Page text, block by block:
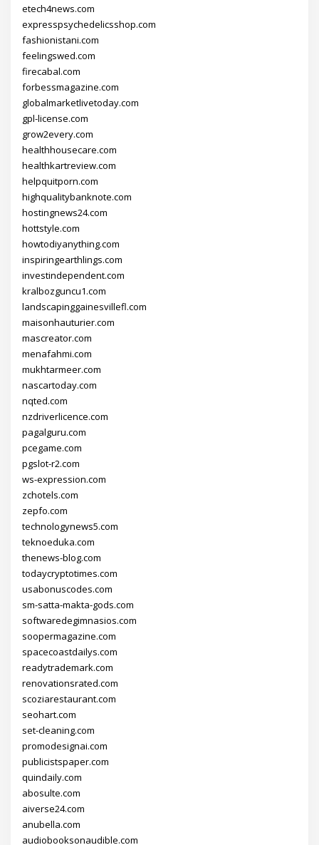
etech4news.com
expresspsychedelicsshop.com
fashionistani.com
feelingswed.com
firecabal.com
forbessmagazine.com
globalmarketlivetoday.com
gpl-license.com
grow2every.com
healthhousecare.com
healthkartreview.com
helpquitporn.com
highqualitybanknote.com
hostingnews24.com
hottstyle.com
howtodiyanything.com
inspiringearthlings.com
investindependent.com
kralbozguncu1.com
landscapinggainesvillefl.com
maisonhauturier.com
mascreator.com
menafahmi.com
mukhtarmeer.com
nascartoday.com
nqted.com
nzdriverlicence.com
pagalguru.com
pcegame.com
pgslot-r2.com
ws-expression.com
zchotels.com
zepfo.com
technologynews5.com
teknoeduka.com
thenews-blog.com
todaycryptotimes.com
usabonuscodes.com
sm-satta-makta-gods.com
softwaredegimnasios.com
soopermagazine.com
spacecoastdailys.com
readytrademark.com
renovationsrated.com
scoziarestaurant.com
seohart.com
set-cleaning.com
promodesignai.com
publicistspaper.com
quindaily.com
abosulte.com
aiverse24.com
anubella.com
audiobooksonaudible.com